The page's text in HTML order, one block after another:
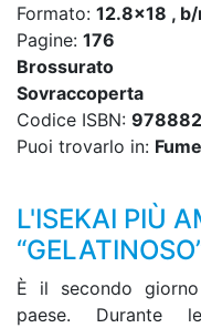
Formato: 12.8x18 , b/
Pagine: 176
Brossurato
Sovraccoperta
Codice ISBN:
Puoi trovarlo in:
L'ISEKAI PIÙ
È il secondo
paese. Durante